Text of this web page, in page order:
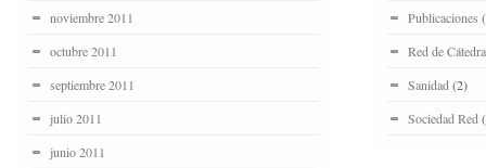
noviembre 2011
octubre 2011
septiembre 2011
julio 2011
junio 2011
Publicaciones
Red de
Sanidad (2)
Sociedad Red